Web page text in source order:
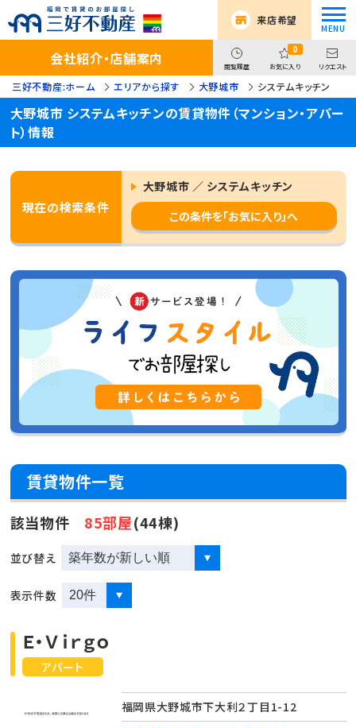
来店希望
会社紹介・店舗案内 閲覧履歴
0
お気に入り リクエスト
三好不動産:ホーム エリアから探す 大野城市 システムキッチン
大野城市 システムキッチンの賃貸物件（マンション・アパー
ト）情報
現在の検索条件
大野城市 ／ システムキッチン
この条件を「お気に入り」へ
賃貸物件一覧
該当物件 85部屋(44棟)
並び替え
表示件数
アパート
Ｅ・Ｖｉｒｇｏ
福岡県大野城市下大利２丁目1-12